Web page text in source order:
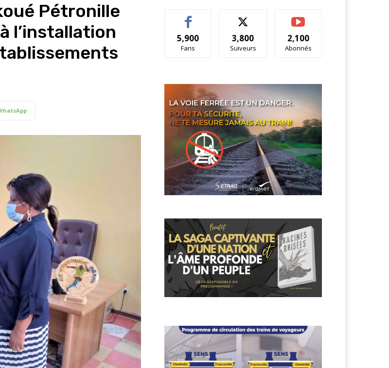
Pétronille
l’installation
5,900
Fans
3,800
Suiveurs
2,100
Abonnés